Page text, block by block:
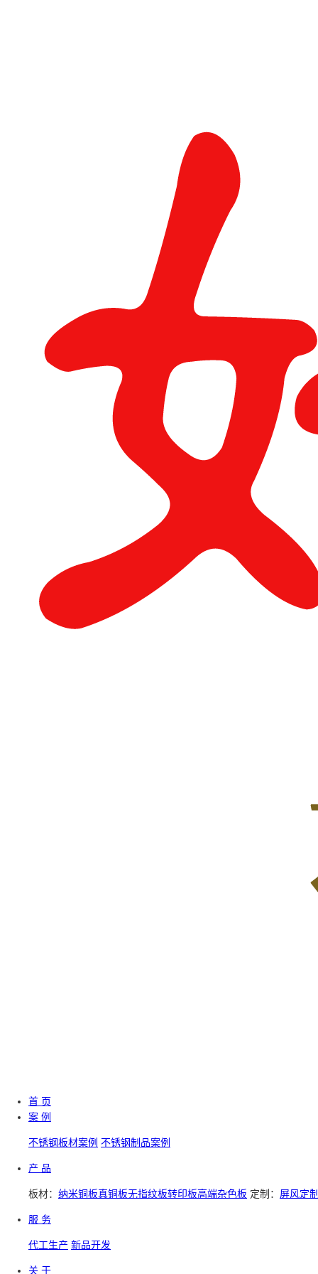
首 页
案 例
不锈钢板材案例 不锈钢制品案例
产 品
板材： 纳米铜板真铜板无指纹板转印板高端杂色板 定制： 屏风定
服 务
代工生产 新品开发
关 于